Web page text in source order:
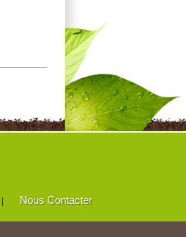
| Nous Contacter